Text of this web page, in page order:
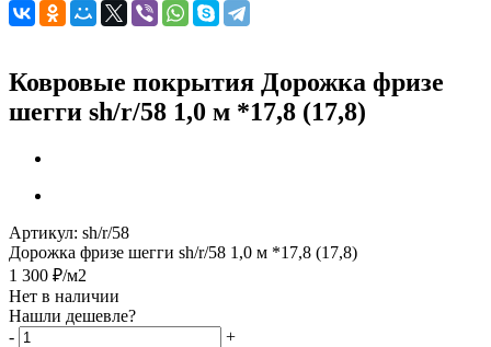
Ковровые покрытия Дорожка фризе
шегги sh/r/58 1,0 м *17,8 (17,8)
Артикул: sh/r/58
Дорожка фризе шегги sh/r/58 1,0 м *17,8 (17,8)
1 300 ₽/м2
Нет в наличии
Нашли дешевле?
-
+